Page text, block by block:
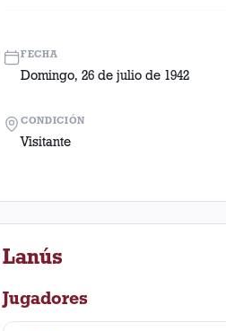
FECHA
Domingo, 26 de julio de 1942
CONDICIÓN
Visitante
Lanús
Jugadores